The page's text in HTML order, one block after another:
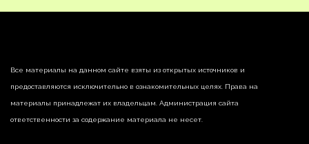
Все материалы на данном сайте взяты из открытых источников и
предоставляются исключительно в ознакомительных целях. Права на
материалы принадлежат их владельцам. Администрация сайта
ответственности за содержание материала не несет.